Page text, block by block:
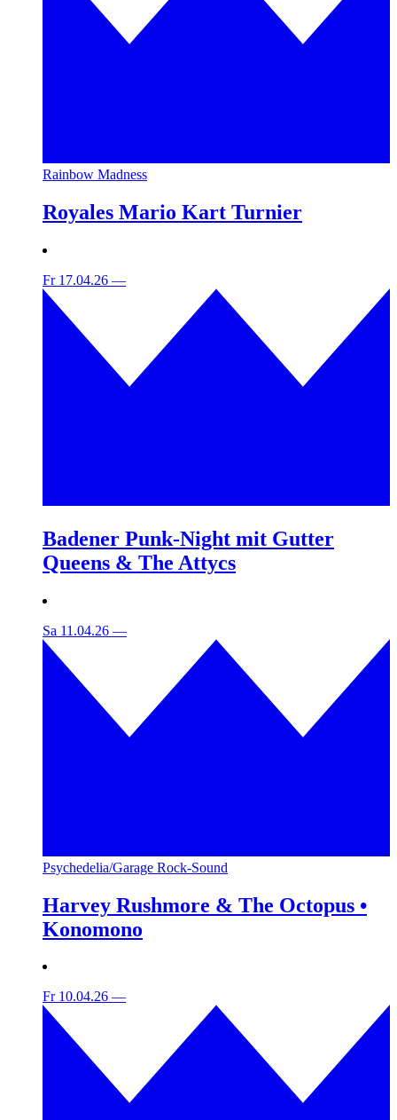
Rainbow Madness
Royales Mario Kart Turnier
Fr 17.04.26 —
Badener Punk-Night mit Gutter
Queens & The Attycs
Sa 11.04.26 —
Psychedelia/Garage Rock-Sound
Harvey Rushmore & The Octopus •
Konomono
Fr 10.04.26 —